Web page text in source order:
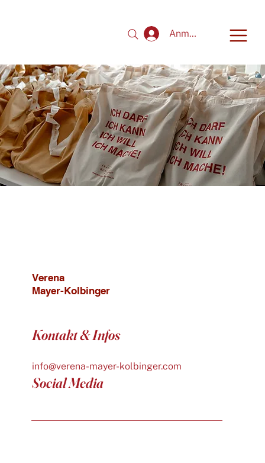
Anmelden
Verena
Mayer-Kolbinger
Kontakt & Infos
info@verena-mayer-kolbinger.com
Social Media